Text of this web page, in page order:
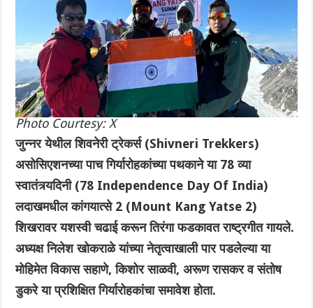
Photo Courtesy: X
जुन्नर येथील शिवनेरी ट्रेकर्स (Shivneri Trekkers)
असोसिएशनच्या पाच गिर्यारोहकांच्या पथकाने या 78 व्या
स्वातंत्र्यदिनी (78 Independence Day Of India)
लदाखमधील कांगयात्से 2 (Mount Kang Yatse 2)
शिखरावर यशस्वी चढाई करून तिरंगा फडकावत राष्ट्रगीत गायले.
अध्यक्ष निलेश खोकराळे यांच्या नेतृत्वाखाली पार पडलेल्या या
मोहिमेत विकास सहाणे, किशोर साळवी, अरूण रासकर व संतोष
डुकरे या प्रशिक्षित गिर्यारोहकांचा समावेश होता.